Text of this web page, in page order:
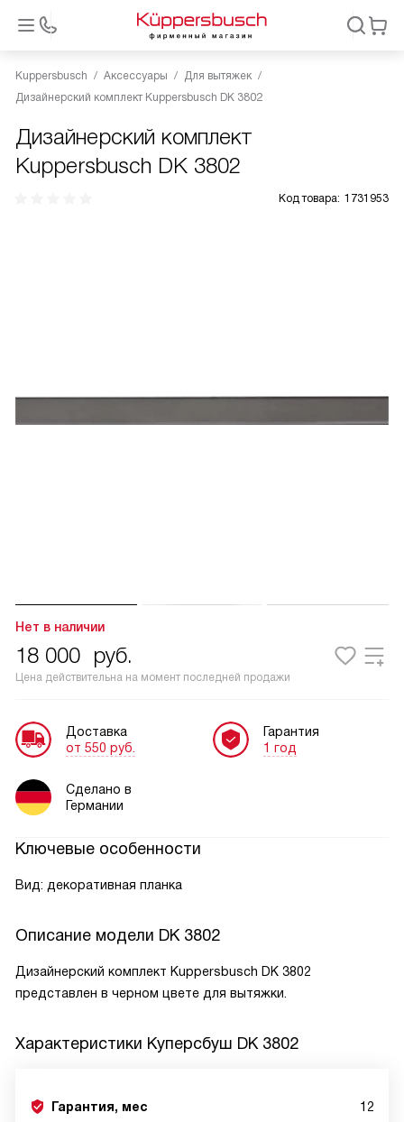
Kuppersbusch Аксессуары
Для вытяжек
Дизайнерский комплект Kuppersbusch DK 3802
Дизайнерский комплект
Kuppersbusch DK 3802
Код товара: 1731953
Нет в наличии
18 000 руб.
Цена действительна на момент последней продажи
Доставка
от 550 руб.
Гарантия
1 год
Сделано в
Германии
Ключевые особенности
Вид: декоративная планка
Описание модели DK 3802
Дизайнерский комплект Kuppersbusch DK 3802
представлен в черном цвете для вытяжки.
Характеристики Куперсбуш DK 3802
Гарантия, мес 12